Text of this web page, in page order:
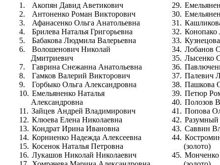
1.
Акопян Давид Аветикович
2.
Антоненко Роман Викторович
3.
Афанасенко Ольга Анатольевна
4.
Брилева Наталья Григорьевна
5.
Бабакова Людмила Валерьевна
6.
Волошенович Николай
Дмитриевич
7.
Гаврина Снежанна Анатольевна
8.
Гамков Валерий Викторович
9.
Горбыко Ольга Александровна
10. Емельяненко Наталья
Александровна
11. Зайцев Андрей Владимирович
12. Клюева Елена Николаевна
13. Кондрат Ирина Ивановна
14. Корниенко Надежда Алексеевна
15. Косенок Наталья Петровна
16. Лукашов Николай Николаевич
29.
30.
31.
32. Конопако
33.
34. Лобанов
35. Лысенко
36.
37. Палевич
38. Пашкова
39. Петюр
40. Полозов
41. Попова
42.
43. Саввин
44.
(золото)
45. Монченко